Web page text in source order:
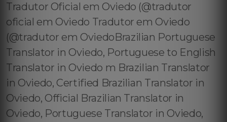
Tradutor Oficial em Oviedo (@tradutor
oficial em Oviedo Tradutor em Oviedo
(@tradutor em OviedoBrazilian Portuguese
Translator in Oviedo, Portuguese to English
Translator in Oviedo m Brazilian Translator
in Oviedo, Certified Brazilian Translator in
Oviedo, Official Brazilian Translator in
Oviedo, Portuguese Translator in Oviedo,